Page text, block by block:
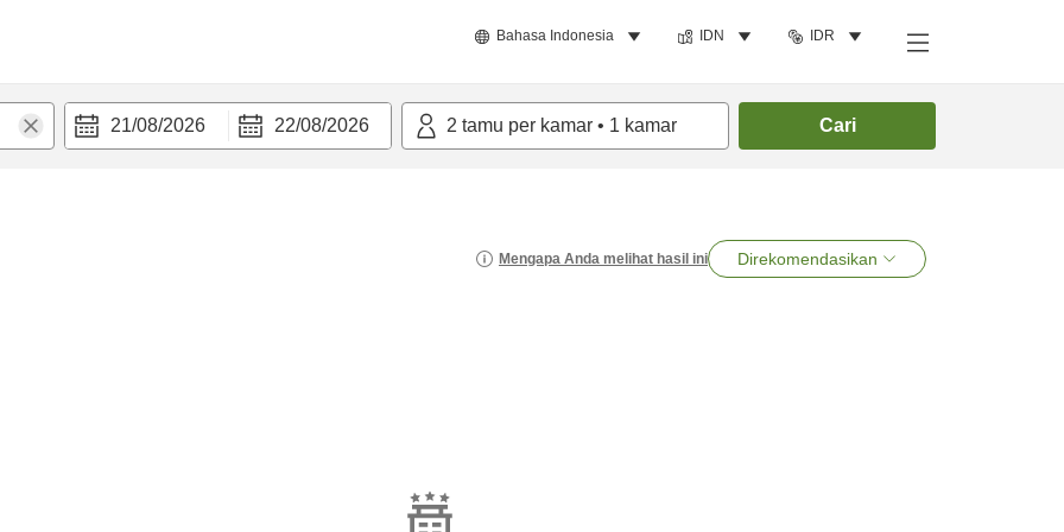
Bahasa Indonesia IDN IDR
21/08/2026 22/08/2026 2 tamu per kamar • 1 kamar Cari
Mengapa Anda melihat hasil ini Direkomendasikan